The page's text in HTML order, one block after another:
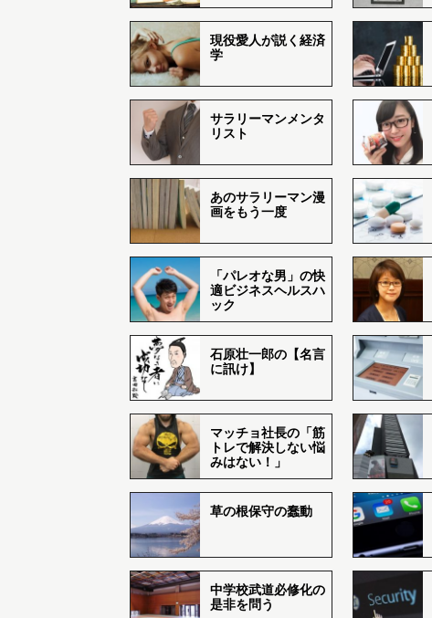
現役愛人が説く経済
学
サラリーマンメンタ
リスト
あのサラリーマン漫
画をもう一度
「パレオな男」の快
適ビジネスヘルスハ
ック
石原壮一郎の【名言
に訊け】
マッチョ社長の「筋
トレで解決しない悩
みはない！」
草の根保守の蠢動
中学校武道必修化の
是非を問う